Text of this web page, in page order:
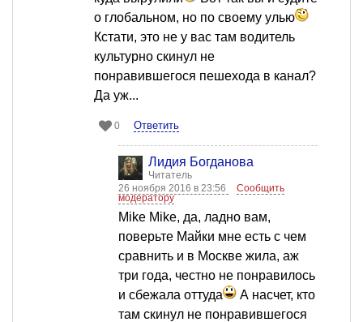
о глобальном, но по своему улью
Кстати, это не у вас там водитель
культурно скинул не
понравившегося пешехода в канал?
Да уж...
0 Ответить
Лидия Богданова
Читатель
26 ноября 2016 в 23:56
Сообщить
модератору
Mike Mike, да, ладно вам,
поверьте Майки мне есть с чем
сравнить и в Москве жила, аж
три года, честно не понравилось
и сбежала оттуда
А насчет, кто
там скинул не понравившегося